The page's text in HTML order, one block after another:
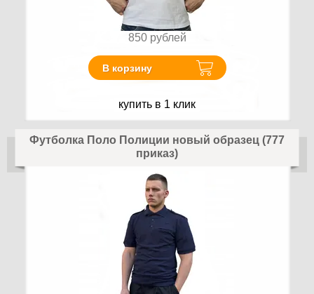
850 рублей
В корзину
купить в 1 клик
Футболка Поло Полиции новый образец (777
приказ)